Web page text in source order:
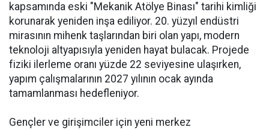
kapsamında eski "Mekanik Atölye Binası" tarihi kimliği
korunarak yeniden inşa ediliyor. 20. yüzyıl endüstri
mirasının mihenk taşlarından biri olan yapı, modern
teknoloji altyapısıyla yeniden hayat bulacak. Projede
fiziki ilerleme oranı yüzde 22 seviyesine ulaşırken,
yapım çalışmalarının 2027 yılının ocak ayında
tamamlanması hedefleniyor.
Gençler ve girişimciler için yeni merkez